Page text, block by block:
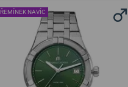
ŘEMÍNEK NAVÍC